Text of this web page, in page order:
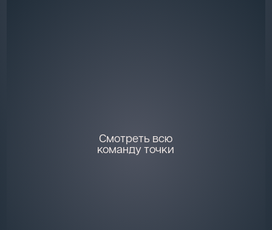
Смотреть всю
команду точки